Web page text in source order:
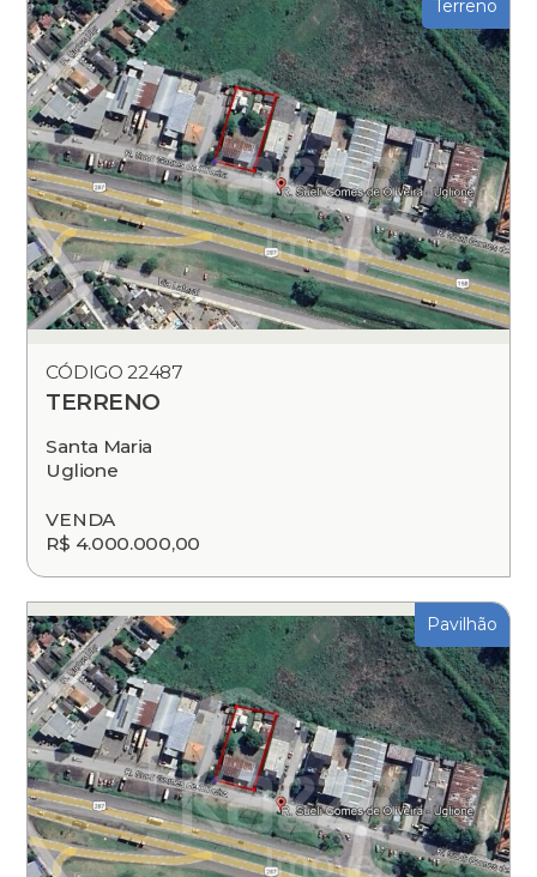
Terreno
CÓDIGO 22487
TERRENO
Santa Maria
Uglione
VENDA
R$ 4.000.000,00
Pavilhão